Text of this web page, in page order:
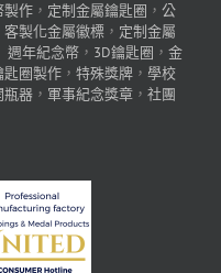
製作 ， 定制金屬鑰匙圈 ， 公
客製化金屬徽標 ， 定制金屬
週年紀念幣 ， 3D鑰匙圈 ， 金
匙圈製作 ， 特殊獎牌 ， 學校
瓶器 ， 軍事紀念獎章 ， 社團